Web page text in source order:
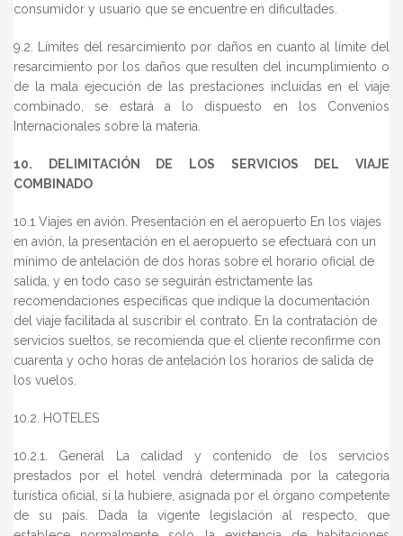
consumidor y usuario que se encuentre en dificultades.
9.2. Límites del resarcimiento por daños en cuanto al límite del
resarcimiento por los daños que resulten del incumplimiento o
de la mala ejecución de las prestaciones incluidas en el viaje
combinado, se estará a lo dispuesto en los Convenios
Internacionales sobre la materia.
10. DELIMITACIÓN DE LOS SERVICIOS DEL VIAJE
COMBINADO
10.1 Viajes en avión. Presentación en el aeropuerto En los viajes
en avión, la presentación en el aeropuerto se efectuará con un
mínimo de antelación de dos horas sobre el horario oficial de
salida, y en todo caso se seguirán estrictamente las
recomendaciones específicas que indique la documentación
del viaje facilitada al suscribir el contrato. En la contratación de
servicios sueltos, se recomienda que el cliente reconfirme con
cuarenta y ocho horas de antelación los horarios de salida de
los vuelos.
10.2. HOTELES
10.2.1. General La calidad y contenido de los servicios
prestados por el hotel vendrá determinada por la categoría
turística oficial, si la hubiere, asignada por el órgano competente
de su país. Dada la vigente legislación al respecto, que